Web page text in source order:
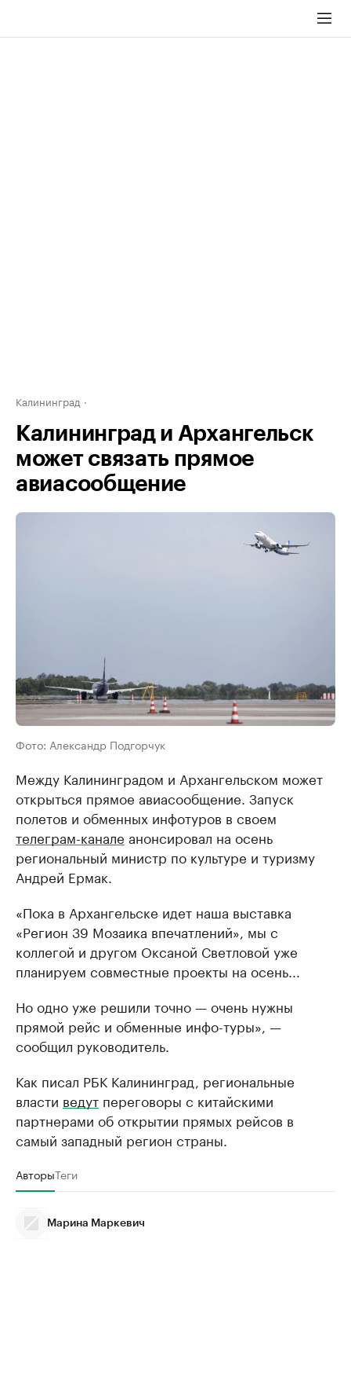
Калининград
Калининград и Архангельск
может связать прямое
авиасообщение
Фото: Александр Подгорчук
Между Калининградом и Архангельском может
открыться прямое авиасообщение. Запуск
полетов и обменных инфотуров в своем
телеграм-канале анонсировал на осень
региональный министр по культуре и туризму
Андрей Ермак.
«Пока в Архангельске идет наша выставка
«Регион 39 Мозаика впечатлений», мы с
коллегой и другом Оксаной Светловой уже
планируем совместные проекты на осень...
Но одно уже решили точно — очень нужны
прямой рейс и обменные инфо-туры», —
сообщил руководитель.
Как писал РБК Калининград, региональные
власти ведут переговоры с китайскими
партнерами об открытии прямых рейсов в
самый западный регион страны.
АвторыТеги
Марина Маркевич